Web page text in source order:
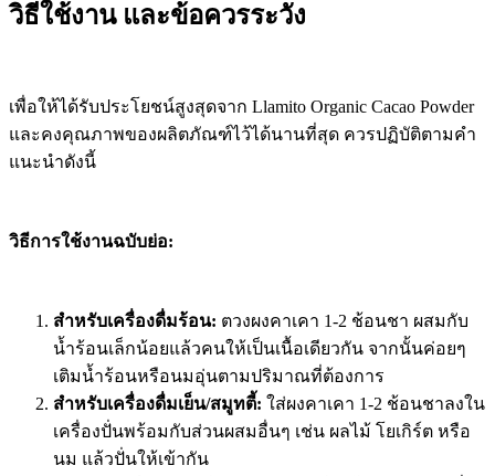
วิธีใช้งาน และข้อควรระวัง
เพื่อให้ได้รับประโยชน์สูงสุดจาก Llamito Organic Cacao Powder
และคงคุณภาพของผลิตภัณฑ์ไว้ได้นานที่สุด ควรปฏิบัติตามคำ
แนะนำดังนี้
วิธีการใช้งานฉบับย่อ:
สำหรับเครื่องดื่มร้อน: ตวงผงคาเคา 1-2 ช้อนชา ผสมกับ
น้ำร้อนเล็กน้อยแล้วคนให้เป็นเนื้อเดียวกัน จากนั้นค่อยๆ
เติมน้ำร้อนหรือนมอุ่นตามปริมาณที่ต้องการ
สำหรับเครื่องดื่มเย็น/สมูทตี้: ใส่ผงคาเคา 1-2 ช้อนชาลงใน
เครื่องปั่นพร้อมกับส่วนผสมอื่นๆ เช่น ผลไม้ โยเกิร์ต หรือ
นม แล้วปั่นให้เข้ากัน